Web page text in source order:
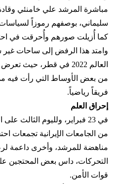
مباشرة المرشد علي خامنئي
سليماني، بوصفهم رموزاً لسياسات
كما أُزيلت صورهم وأُحرقت في
وامتد هذا الرفض إلى ساحات غير
العالم 2022 في قطر، حيث
من بعض الأوساط التي رأت فيه
فريقاً رياضياً.
إحراق العلم
في 23 فبراير، ولليوم
من الجامعات الإيرانية تجمعات
مناهضة للمرشد، وأخرى داعمة
التحركات، داس بعض المحتجين
قوات الأمن.